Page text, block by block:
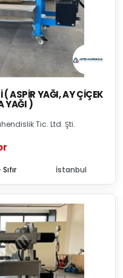
( ASPIR YAĞI, AY ÇIÇEK
YAĞI )
Tic. Ltd. Şti.
İstanbul